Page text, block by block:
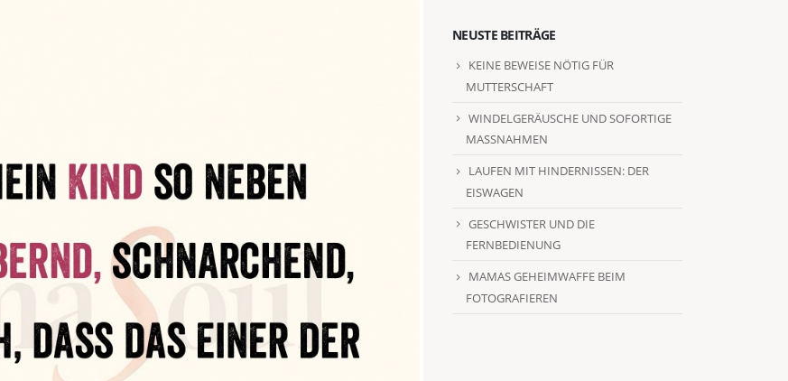
NEUSTE BEITRÄGE
KEINE BEWEISE NÖTIG FÜR
MUTTERSCHAFT
WINDELGERÄUSCHE UND SOFORTIGE
MASSNAHMEN
LAUFEN MIT HINDERNISSEN: DER
EISWAGEN
GESCHWISTER UND DIE
FERNBEDIENUNG
MAMAS GEHEIMWAFFE BEIM
FOTOGRAFIEREN